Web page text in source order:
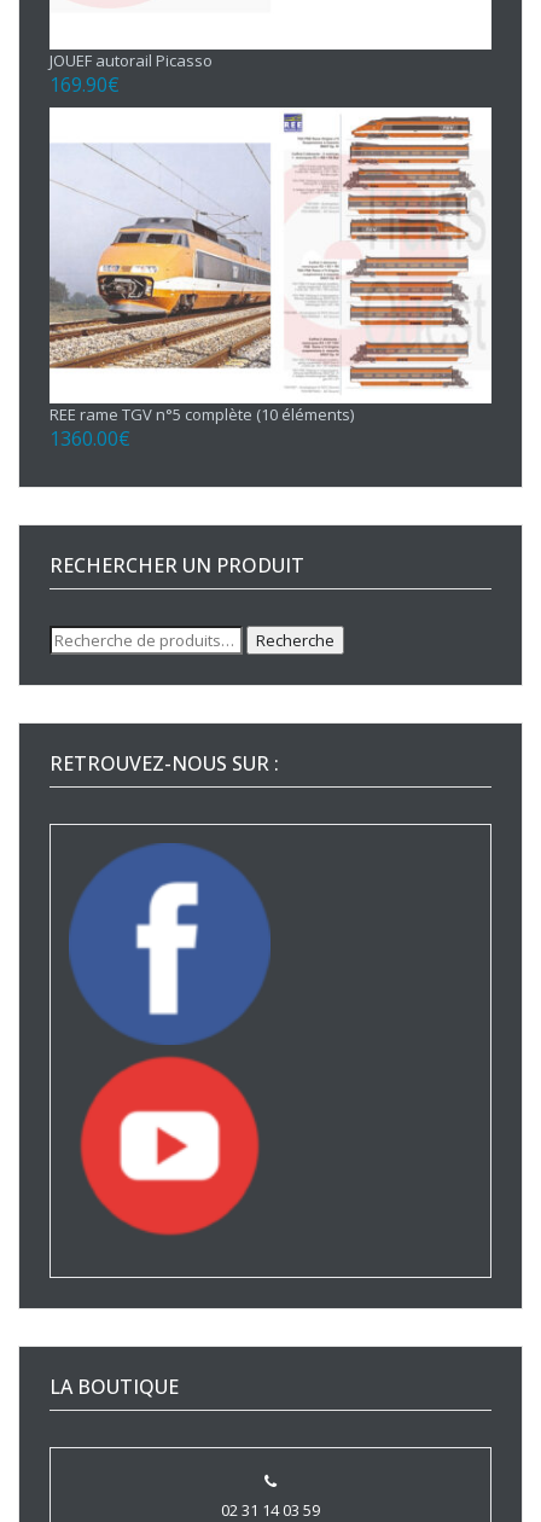
JOUEF autorail Picasso
169.90€
REE rame TGV n°5 complète (10 éléments)
1360.00€
RECHERCHER UN PRODUIT
Recherche
pour :
Recherche
RETROUVEZ-NOUS SUR :
LA BOUTIQUE
02 31 14 03 59